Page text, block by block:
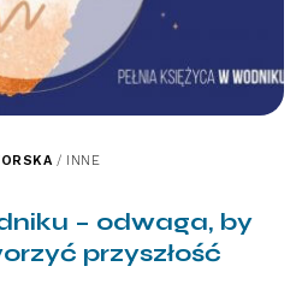
/ INNE
– odwaga, by
przyszłość